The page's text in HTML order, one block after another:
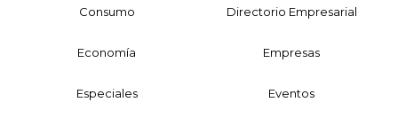
Consumo Directorio Empresarial
Economía Empresas
Especiales Eventos